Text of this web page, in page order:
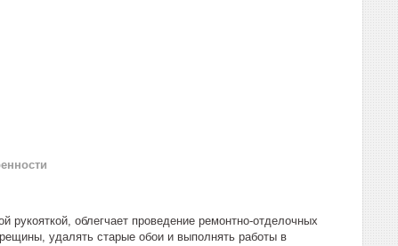
облегчает проведение ремонтно-отделочных
удалять старые обои и выполнять работы в